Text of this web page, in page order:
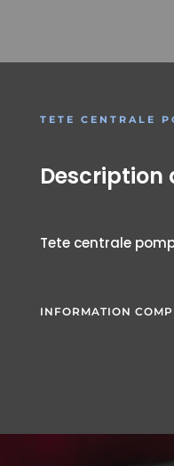
TETE CENTRALE
Description
Tete centrale
INFORMATION